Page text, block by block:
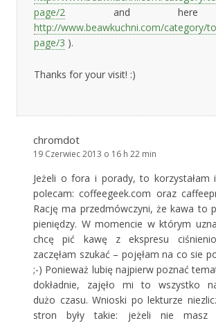
page/2 and
http://www.beawkuchni.com/category/
page/3 ).
Thanks for your visit! :)
chromdot
19 Czerwiec 2013 o 16 h 22 min
Jeżeli o fora i porady, to korzystałam
polecam: coffeegeek.com oraz
Rację ma przedmówczyni, że kawa to
pieniędzy. W momencie w którym
chcę pić kawę z ekspresu
zaczęłam szukać – pojęłam na co sie
;-) Ponieważ lubię najpierw poznać
dokładnie, zajęło mi to wszystko
dużo czasu. Wnioski po lekturze
stron były takie: jeżeli nie masz